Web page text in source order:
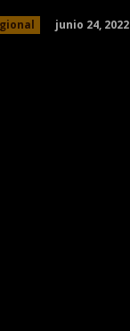
junio 24, 2022